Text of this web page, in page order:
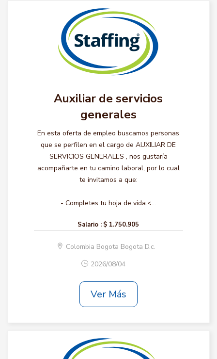
Auxiliar de servicios
generales
En esta oferta de empleo buscamos personas
que se perfilen en el cargo de AUXILIAR DE
SERVICIOS GENERALES , nos gustaría
acompañarte en tu camino laboral, por lo cual
te invitamos a que:
- Completes tu hoja de vida.<...
Salario : $ 1.750.905
Colombia Bogota Bogota D.c.
2026/08/04
Ver Más